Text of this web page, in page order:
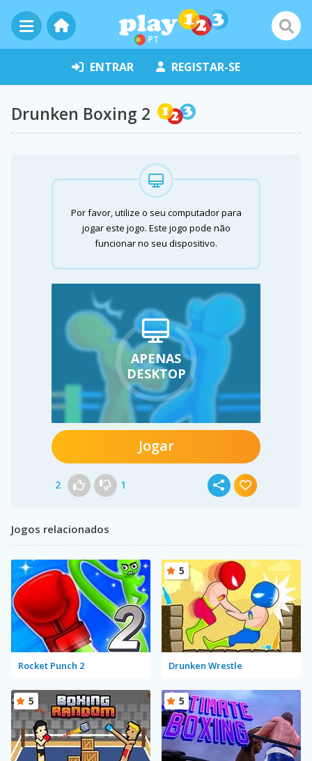
PT
ENTRAR REGISTAR-SE
Drunken Boxing 2
Por favor, utilize o seu computador para
jogar este jogo. Este jogo pode não
funcionar no seu dispositivo.
APENAS
DESKTOP
Jogar
2 1
Jogos relacionados
Rocket Punch 2 Drunken Wrestle
5
5 5